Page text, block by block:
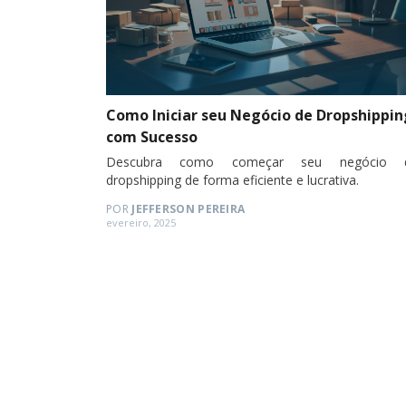
Como Iniciar seu Negócio de
com Sucesso
Descubra como começar seu negócio
dropshipping de forma eficiente e lucrativa.
POR JEFFERSON PEREIRA
Posted
evereiro, 2025